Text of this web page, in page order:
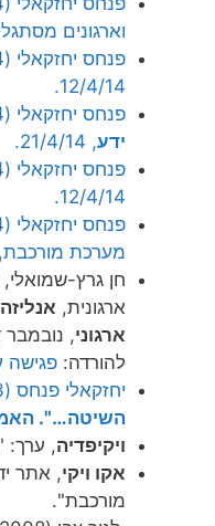
וארגונים
פנחס יחזקאלי (2014), מורכבות,
12/4/14.
פנחס יחזקאלי (2014), פעולות משותפות,
ידע, 21/4/14.
פנחס יחזקאלי (2014), ליניאריות,
12/4/14.
מערכת מורכבת,
ארגונית,
ארגוני
להורדה: פגישה
יחזקאלי פנחס (2013),
השיטה…".
ויקיפדיה, ערך:
אקו ויקי, אתר
מורכבת".